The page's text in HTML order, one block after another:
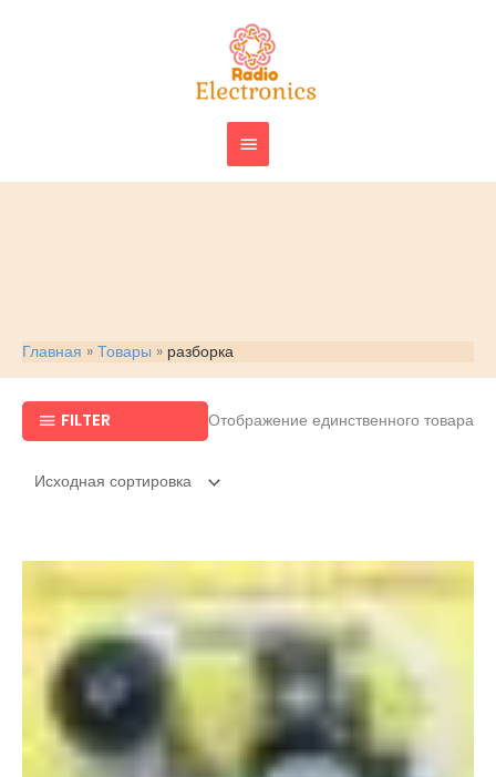
ГЛАВНОЕ
МЕНЮ
Главная Товары разборка
FILTER Отображение единственного товара